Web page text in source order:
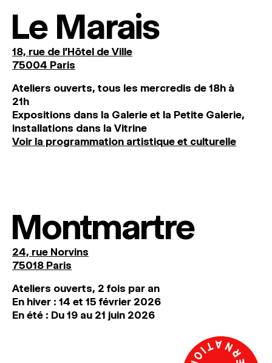
Le Marais
18, rue de l'Hôtel de Ville
75004 Paris
Ateliers ouverts, tous les mercredis de 18h à
21h
Expositions dans la Galerie et la Petite Galerie,
installations dans la Vitrine
Voir la programmation artistique et culturelle
Montmartre
24, rue Norvins
75018 Paris
Ateliers ouverts, 2 fois par an
En hiver : 14 et 15 février 2026
En été : Du 19 au 21 juin 2026